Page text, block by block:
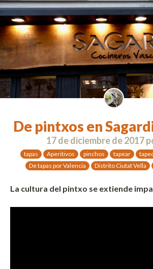
De pintxos en
17 de diciembre de 2017
tapas Aperitivos pinchos tapear
De tapas por Valencia
Distrito Ciutat Vella
La cultura del pintxo se extiende